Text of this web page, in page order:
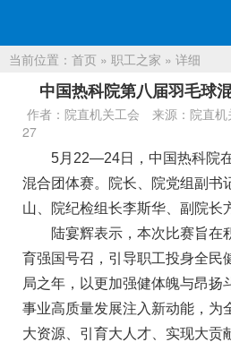
当前位置： 首页 » 职工之家 » 详细
中国热科院第八届羽毛球
作者：院直机关工会 来源：院直机
27
5月22—24日，中国热科院
混合团体赛。院长、院党组副书
山、院纪检组长李斯华、副院长
陆宴辉表示，本次比赛旨在
育强国号召，引导职工投身全民
局之年，以更加强健体魄与昂扬
事业高质量发展注入新动能，为
大资源、引育大人才、实现大贡